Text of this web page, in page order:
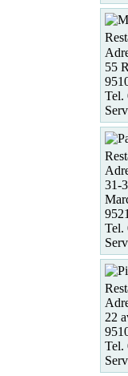
55
Tel.
31-
Tel.
22
Tel.